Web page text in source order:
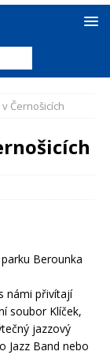
Černošicích
Berounka
námi přivítají
soubor Klíček,
jazzový
Jazz Band nebo